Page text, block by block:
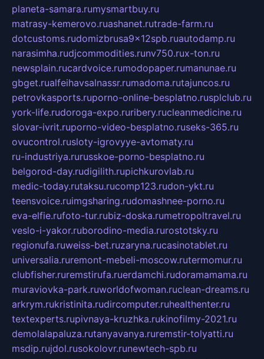
planeta-samara.rumysmartbuy.ru
matrasy-kemerovo.ruashanet.rutrade-farm.ru
dotcustoms.rudomizbrusa9x12spb.ruautodamp.ru
narasimha.rudjcommodities.runv750.rux-ton.ru
newsplain.rucardvoice.rumodopaper.rumanunae.ru
gbget.rualfeihavsalnassr.rumadoma.rutajuncos.ru
petrovkasports.ruporno-online-besplatno.rusplclub.ru
york-life.rudoroga-expo.ruribery.rucleanmedicine.ru
slovar-ivrit.ruporno-video-besplatno.ruseks-365.ru
ovucontrol.rusloty-igrovyye-avtomaty.ru
ru-industriya.rurusskoe-porno-besplatno.ru
belgorod-day.rudigilith.rupichkurovlab.ru
medic-today.rutaksu.rucomp123.rudon-ykt.ru
teensvoice.ruimgsharing.rudomashnee-porno.ru
eva-elfie.rufoto-tur.rubiz-doska.rumetropoltravel.ru
veslo-i-yakor.ruborodino-media.rurostotsky.ru
regionufa.ruweiss-bet.ruzaryna.rucasinotablet.ru
universalia.ruremont-mebeli-moscow.rutermomur.ru
clubfisher.ruremstirufa.ruerdamchi.rudoramamama.ru
muraviovka-park.ruworldofwoman.ruclean-dreams.ru
arkrym.rukristinita.rudircomputer.ruhealthenter.ru
textexperts.rupivnaya-kruzhka.rukinofilmy-2021.ru
demolalapaluza.rutanyavanya.ruremstir-tolyatti.ru
msdip.rujdol.rusokolovr.runewtech-spb.ru